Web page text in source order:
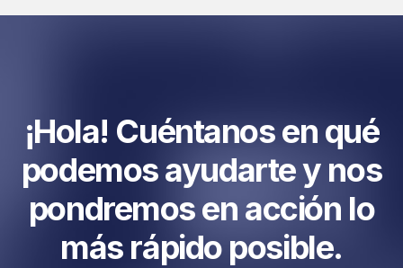
¡Hola! Cuéntanos en qué
podemos ayudarte y nos
pondremos en acción lo
más rápido posible.